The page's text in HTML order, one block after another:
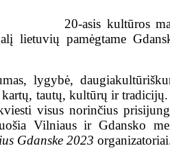
20-asis kultūros
lietuvių pamėgtame
lygybė,
tautų, kultūrų ir
visus norinčius
Vilniaus ir Gdansko
Gdanske 2023